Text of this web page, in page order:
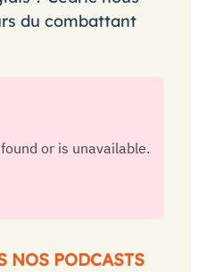
du combattant
NOS PODCASTS